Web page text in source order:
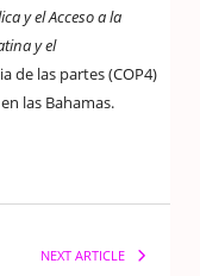
y el Acceso a la
y el
de las partes (COP4)
las Bahamas.
NEXT ARTICLE